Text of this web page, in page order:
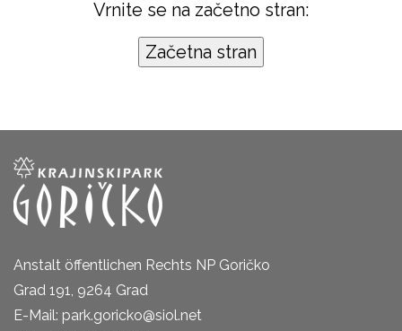
Vrnite se na začetno stran:
Anstalt öffentlichen Rechts NP Goričko
Grad 191, 9264 Grad
E-Mail: park.goricko@siol.net